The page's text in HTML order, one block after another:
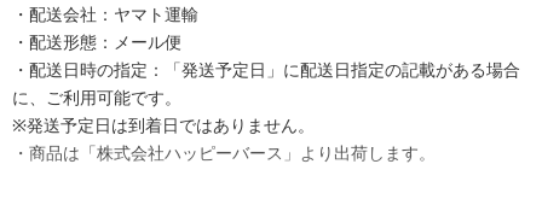
・配送会社：ヤマト運輸
・配送形態：メール便
・配送日時の指定：「発送予定日」に配送日指定の記載がある場合
に、ご利用可能です。
※発送予定日は到着日ではありません。
・商品は「株式会社ハッピーバース」より出荷します。